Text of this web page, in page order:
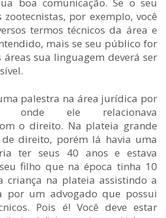
por exemplo, você
termos técnicos da área e
mais se seu público for
sua linguagem deverá ser
palestra na área jurídica por
onde ele relacionava
o direito. Na plateia grande
direito, porém lá havia uma
ter seus 40 anos e estava
filho que na época tinha 10
criança na plateia assistindo a
por um advogado que possui
Pois é! Você deve estar